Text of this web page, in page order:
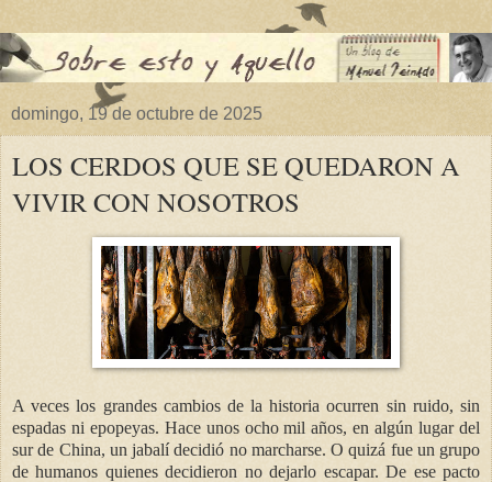
domingo, 19 de octubre de 2025
LOS CERDOS QUE SE QUEDARON A
VIVIR CON NOSOTROS
A veces los grandes cambios de la historia ocurren sin ruido, sin
espadas ni epopeyas. Hace unos ocho mil años, en algún lugar del
sur de China, un jabalí decidió no marcharse. O quizá fue un grupo
de humanos quienes decidieron no dejarlo escapar. De ese pacto